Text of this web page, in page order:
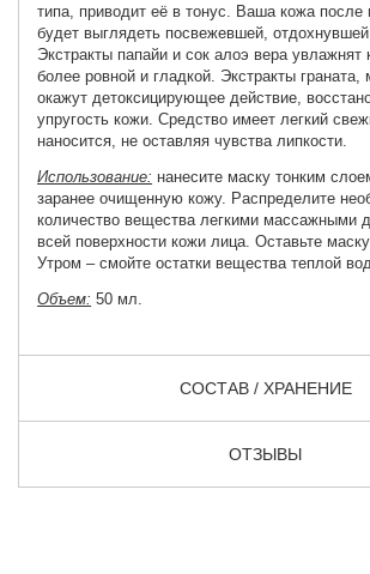
типа, приводит её в тонус. Ваша кожа после
будет выглядеть посвежевшей,
Экстракты папайи и сок алоэ вера
более ровной и гладкой. Экстракты
окажут детоксицирующее действие,
упругость кожи. Средство имеет легкий
наносится, не оставляя чувства липкости.
Использование: нанесите маску тонким
заранее очищенную кожу. Распределите
количество вещества легкими массажными
всей поверхности кожи лица. Оставьте
Утром – смойте остатки вещества теплой
Объем: 50 мл.
СОСТАВ / ХРАНЕНИЕ
ОТЗЫВЫ